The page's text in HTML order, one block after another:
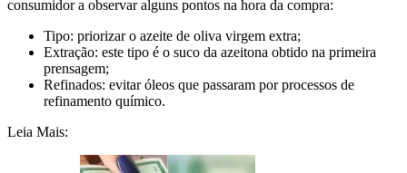
consumidor a observar alguns pontos na hora da compra:
Tipo: priorizar o azeite de oliva virgem extra;
Extração: este tipo é o suco da azeitona obtido na primeira
prensagem;
Refinados: evitar óleos que passaram por processos de
refinamento químico.
Leia Mais: